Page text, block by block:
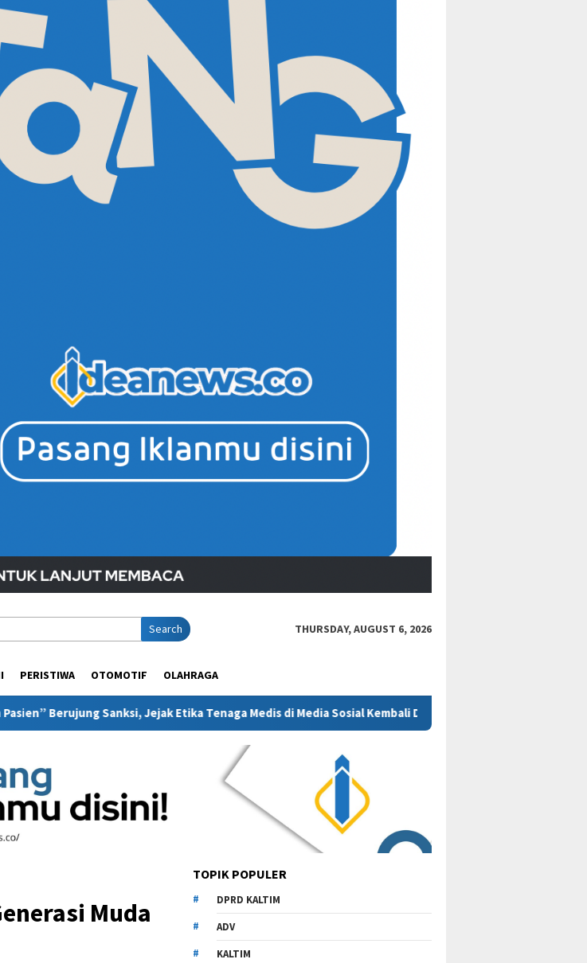
Search THURSDAY, AUGUST 6, 2026
PERISTIWA OTOMOTIF OLAHRAGA
Jejak Etika Tenaga Medis di Media Sosial Kembali Dipertanyakan Polres Kukar Geledah Rumah
Muda
TOPIK POPULER
DPRD KALTIM
ADV
KALTIM